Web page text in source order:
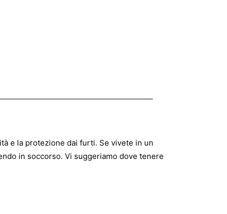
e la protezione dai furti. Se vivete in un
in soccorso. Vi suggeriamo dove tenere